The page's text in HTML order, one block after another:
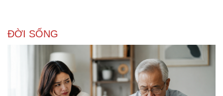
Doanh nghiệp
Thông tin doanh nghiệp
Doanh nghiệp 24h
Doanh nhân
Vì cộng đồng
Công nghệ
Sành điệu
Tin Công nghệ
Trải nghiệm
Chuyển đổi số
ĐỜI SỐNG